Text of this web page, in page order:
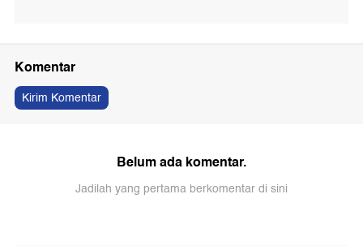
Komentar
Kirim Komentar
Belum ada komentar.
Jadilah yang pertama berkomentar di sini